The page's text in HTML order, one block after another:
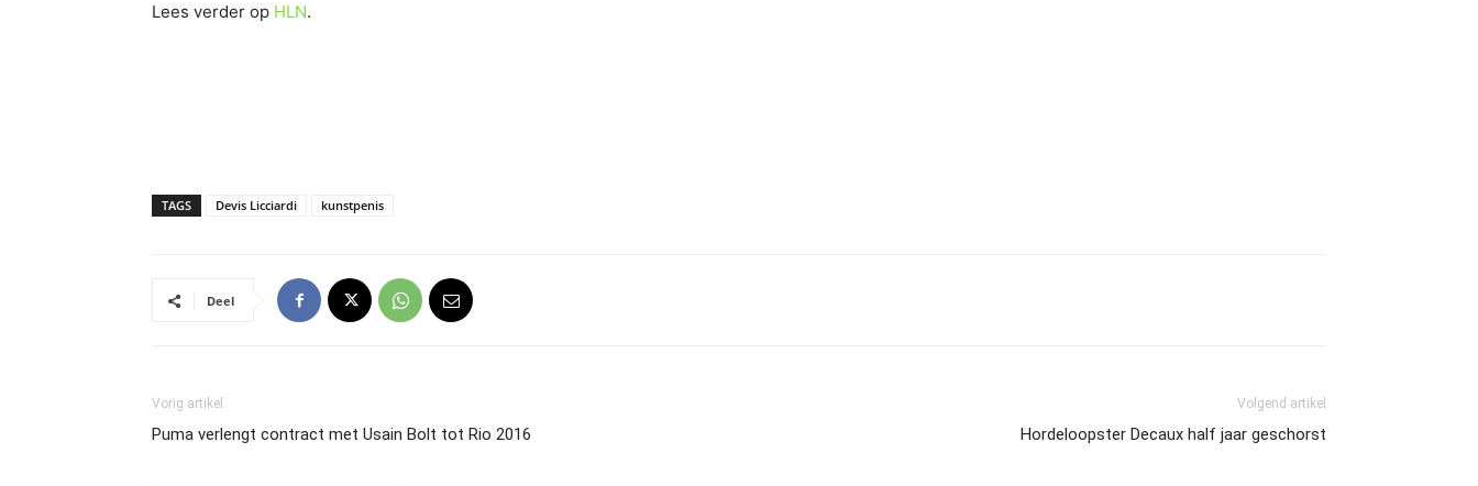
Lees verder op HLN.
TAGS Devis Licciardi kunstpenis
Deel
Vorig artikel
Puma verlengt contract met Usain Bolt tot Rio 2016
Volgend artikel
Hordeloopster Decaux half jaar geschorst